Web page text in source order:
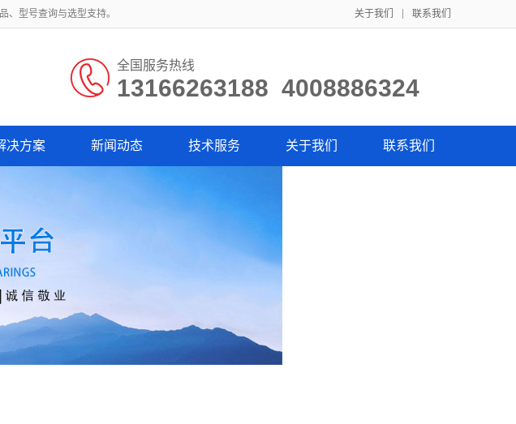
、型号查询与选型支持。 关于我们 联系我们
全国服务热线
13166263188 4008886324
决方案 新闻动态 技术服务 关于我们 联系我们